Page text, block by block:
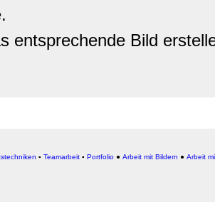
entsprechende Bild
▪ Teamarbeit ▪ Portfolio ● Arbeit mit Bildern ● Arbeit